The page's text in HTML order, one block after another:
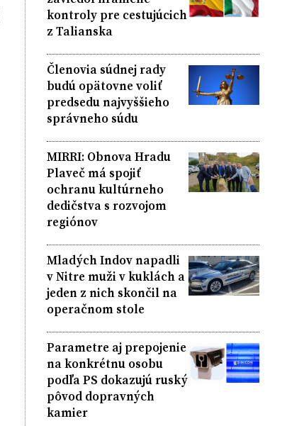
kontroly pre cestujúcich
z Talianska
Členovia súdnej rady
budú opätovne voliť
predsedu najvyššieho
správneho súdu
MIRRI: Obnova Hradu
Plaveč má spojiť
ochranu kultúrneho
dedičstva s rozvojom
regiónov
Mladých Indov napadli
v Nitre muži v kuklách a
jeden z nich skončil na
operačnom stole
Parametre aj prepojenie
na konkrétnu osobu
podľa PS dokazujú ruský
pôvod dopravných
kamier